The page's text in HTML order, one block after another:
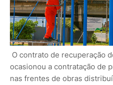
O contrato de recuperação
ocasionou a contratação de
nas frentes de obras